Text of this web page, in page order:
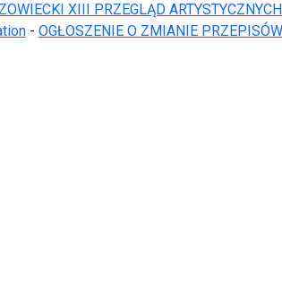
XIII PRZEGLĄD
- OGŁOSZENIE O ZMIANIE